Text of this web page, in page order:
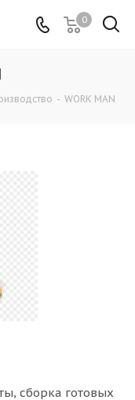
0
- WORK MAN
сборка готовых